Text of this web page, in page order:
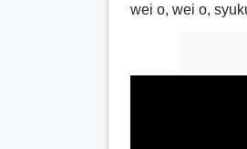
wei o, wei o,